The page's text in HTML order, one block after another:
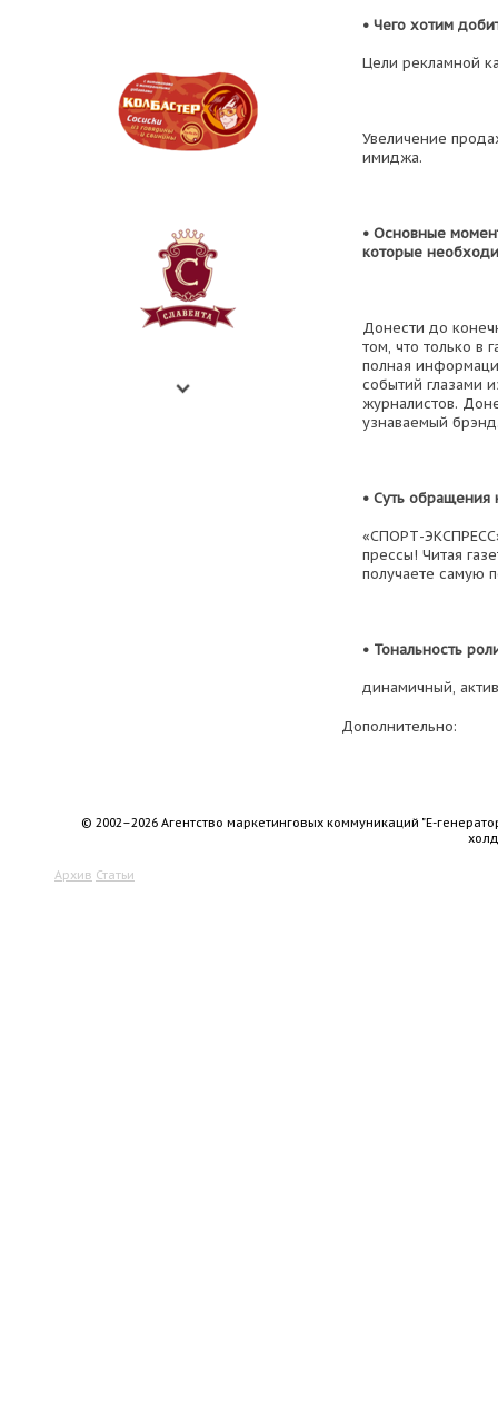
• Чего хотим
Цели рекламной
Увеличение
имиджа.
• Основные
которые
Донести до
том, что только в
полная
событий глазами
журналистов.
узнаваемый
• Суть обращения
«СПОРТ-
прессы! Читая
получаете самую
• Тональность
динамичный,
Дополнительно:
© 2002–2026 Агентство маркетинговых коммуникаций "Е-
Архив Статьи